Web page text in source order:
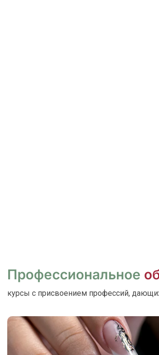
Профессиональное
курсы с присвоением профессий,